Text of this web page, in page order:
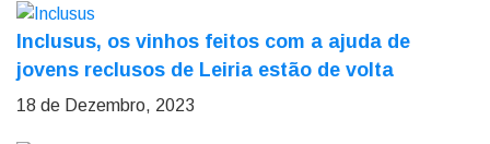
Inclusus, os vinhos feitos com a ajuda de
jovens reclusos de Leiria estão de volta
18 de Dezembro, 2023